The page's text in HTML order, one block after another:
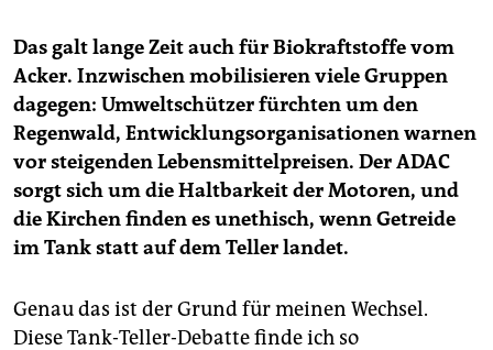
Das galt lange Zeit auch für Biokraftstoffe vom
Acker. Inzwischen mobilisieren viele Gruppen
dagegen: Umweltschützer fürchten um den
Regenwald, Entwicklungsorganisationen warnen
vor steigenden Lebensmittelpreisen. Der ADAC
sorgt sich um die Haltbarkeit der Motoren, und
die Kirchen finden es unethisch, wenn Getreide
im Tank statt auf dem Teller landet.
Genau das ist der Grund für meinen Wechsel.
Diese Tank-Teller-Debatte finde ich so